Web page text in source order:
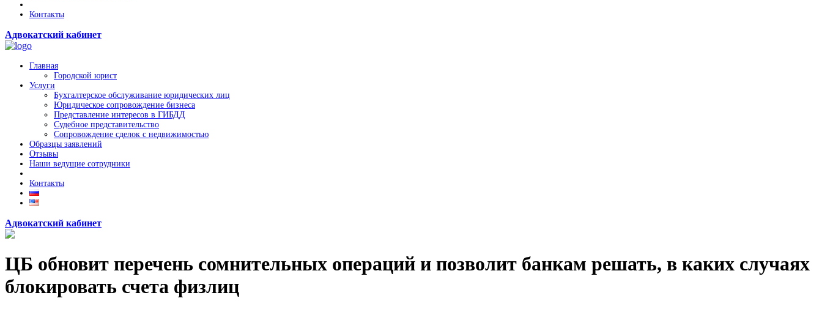
Контакты
Адвокатский кабинет
Главная
Городской юрист
Услуги
Бухгалтерское обслуживание юридических лиц
Юридическое сопровождение бизнеса
Представление интересов в ГИБДД
Судебное представительство
Сопровождение сделок с недвижимостью
Образцы заявлений
Отзывы
Наши ведущие сотрудники
Контакты
Адвокатский кабинет
ЦБ обновит перечень сомнительных операций и позволит банкам решать, в каких случаях
блокировать счета физлиц